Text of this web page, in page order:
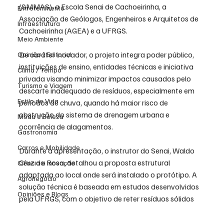
Entretenimento
Infraestrutura
Meio Ambiente
Opinião / Editorial
Clima / Tempo
Turismo e Viagem
Estilo de Vida
Moda e Beleza
Gastronomia
Carros e Mobilidade
Ciência e Inovação
Agronegócio
Opiniões e Blogs
(SMMAS), a Escola Senai de Cachoeirinha, a
Associação de Geólogos, Engenheiros e Arquitetos de
Cachoeirinha (AGEA) e a UFRGS.
De caráter inovador, o projeto integra poder público,
instituições de ensino, entidades técnicas e iniciativa
privada visando minimizar impactos causados pelo
descarte inadequado de resíduos, especialmente em
períodos de chuva, quando há maior risco de
obstrução do sistema de drenagem urbana e
ocorrência de alagamentos.
Durante a apresentação, o instrutor do Senai, Waldo
Cruz da Rosa, detalhou a proposta estrutural
adaptada ao local onde será instalado o protótipo. A
solução técnica é baseada em estudos desenvolvidos
pela UFRGS, com o objetivo de reter resíduos sólidos